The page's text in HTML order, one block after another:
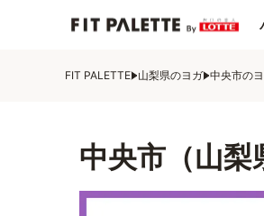
FIT PALETTE 山梨県のヨガ 中央市の
中央市（山